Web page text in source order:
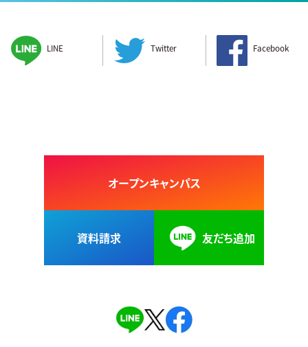
LINE Twitter Facebook
オープンキャンパス
資料請求 友だち追加